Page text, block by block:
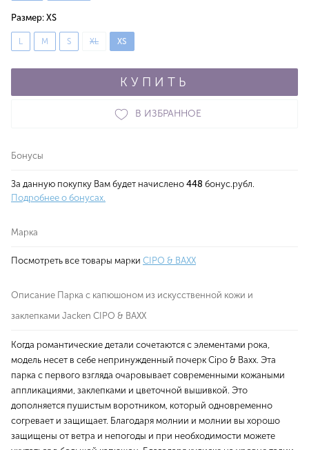
Размер: XS
L M S XL XS
КУПИТЬ
В ИЗБРАННОЕ
Бонусы
За данную покупку Вам будет начислено 448 бонус.рубл.
Подробнее о бонусах.
Марка
Посмотреть все товары марки CIPO & BAXX
Описание Парка с капюшоном из искусственной кожи и
заклепками Jacken CIPO & BAXX
Когда романтические детали сочетаются с элементами рока,
модель несет в себе непринужденный почерк Cipo & Baxx. Эта
парка с первого взгляда очаровывает современными кожаными
аппликациями, заклепками и цветочной вышивкой. Это
дополняется пушистым воротником, который одновременно
согревает и защищает. Благодаря молнии и молнии вы хорошо
защищены от ветра и непогоды и при необходимости можете